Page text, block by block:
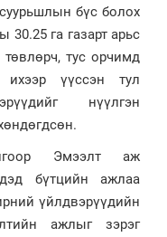
бүс болох
30.25 га газарт арьс
тус орчимд
ихээр үүссэн тул
нүүлгэн
Эмээлт аж
бүтцийн ажлаа
үйлдвэрүүдийн
ажлыг зэрэг